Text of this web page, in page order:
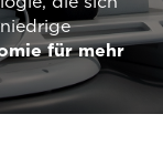
für mehr